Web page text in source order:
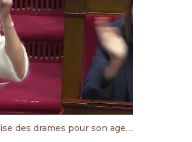
Justice des mineurs : Gabriel Attal instrumentalise des drames pour son agenda personnel